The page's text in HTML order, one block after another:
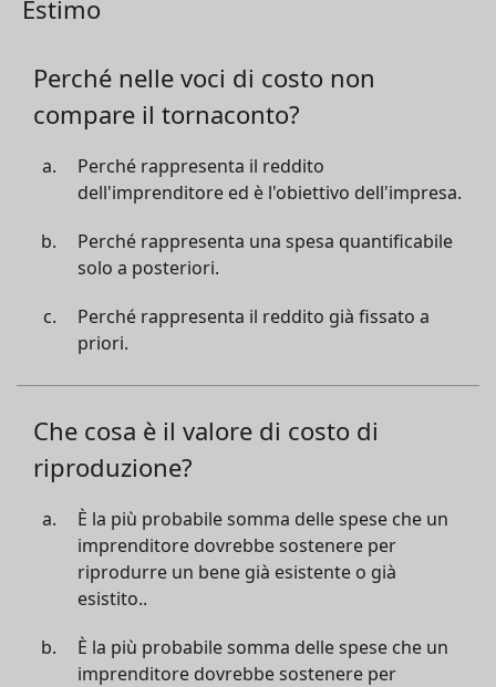
Estimo
Perché nelle voci di costo non
compare il tornaconto?
Perché rappresenta il reddito
dell'imprenditore ed è l'obiettivo dell'impresa.
Perché rappresenta una spesa quantificabile
solo a posteriori.
Perché rappresenta il reddito già fissato a
priori.
Che cosa è il valore di costo di
riproduzione?
È la più probabile somma delle spese che un
imprenditore dovrebbe sostenere per
riprodurre un bene già esistente o già
esistito..
È la più probabile somma delle spese che un
imprenditore dovrebbe sostenere per